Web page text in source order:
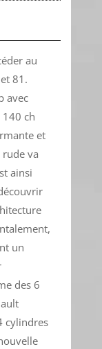
au
81.
avec
140 ch
et
va
ainsi
un
des 6
cylindres